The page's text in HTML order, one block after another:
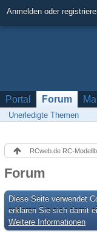
Anmelden oder
Portal Forum
Unerledigte Themen
RCweb.de RC-
Forum
Diese Seite verwendet
erklären Sie sich damit
Weitere Informationen